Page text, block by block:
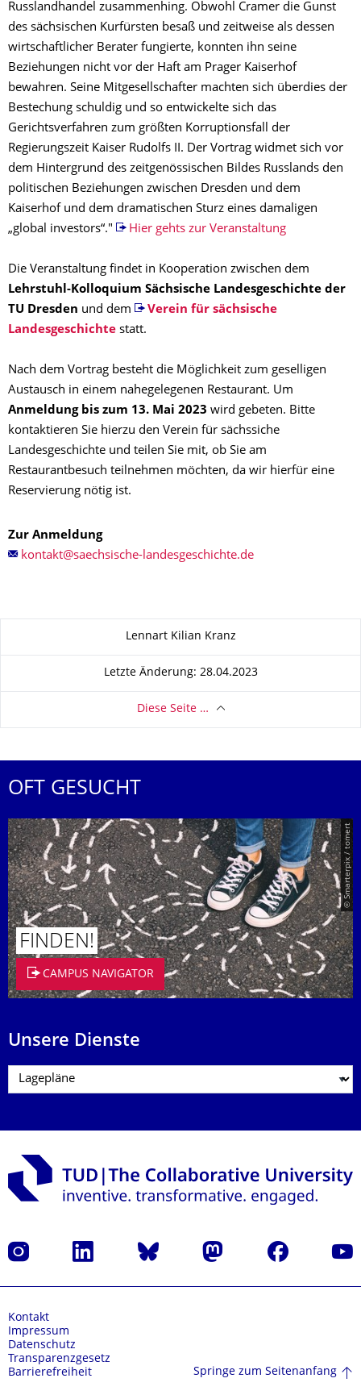
Russlandhandel zusammenhing. Obwohl Cramer die Gunst
des sächsischen Kurfürsten besaß und zeitweise als dessen
wirtschaftlicher Berater fungierte, konnten ihn seine
Beziehungen nicht vor der Haft am Prager Kaiserhof
bewahren. Seine Mitgesellschafter machten sich überdies der
Bestechung schuldig und so entwickelte sich das
Gerichtsverfahren zum größten Korruptionsfall der
Regierungszeit Kaiser Rudolfs II. Der Vortrag widmet sich vor
dem Hintergrund des zeitgenössischen Bildes Russlands den
politischen Beziehungen zwischen Dresden und dem
Kaiserhof und dem dramatischen Sturz eines damaligen
„global investors“."
Hier gehts zur Veranstaltung
Die Veranstaltung findet in Kooperation zwischen dem
Lehrstuhl-Kolloquium Sächsische Landesgeschichte der
TU Dresden und dem
Verein für sächsische
Landesgeschichte statt.
Nach dem Vortrag besteht die Möglichkeit zum geselligen
Austausch in einem nahegelegenen Restaurant. Um
Anmeldung bis zum 13. Mai 2023 wird gebeten. Bitte
kontaktieren Sie hierzu den Verein für sächssiche
Landesgeschichte und teilen Sie mit, ob Sie am
Restaurantbesuch teilnehmen möchten, da wir hierfür eine
Reservierung nötig ist.
Zur Anmeldung
Zu dieser SeiteLennart Kilian Kranz
Letzte Änderung: 28.04.2023
Diese Seite …
OFT GESUCHT
© Smarterpix / tomert
FINDEN!
CAMPUS NAVIGATOR
Unsere Dienste
Instagram LinkedIn Bluesky Mastodon Facebook
Kontakt
Impressum
Datenschutz
Transparenzgesetz
Barrierefreiheit
Springe zum Seitenanfang